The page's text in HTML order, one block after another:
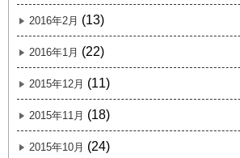
2016年2月 (13)
2016年1月 (22)
2015年12月 (11)
2015年11月 (18)
2015年10月 (24)